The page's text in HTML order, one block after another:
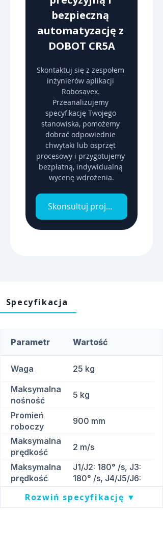
bezpieczną
automatyzację z
DOBOT CR5A
Skontaktuj się z zespołem
inżynierów aplikacji
Robosavex.
Przeanalizujemy
specyfikację Twojego
stanowiska, pomożemy
dobrać odpowiednie
chwytaki lub osprzęt
procesowy i przygotujemy
bezpłatną, indywidualną
wycenę wdrożenia.
Skonsultuj projekt z inżynierem
Specyfikacja
Parametr Wartość
Waga
25 kg
Maksymalna
nośność
5 kg
Promień
roboczy
900 mm
Maksymalna
prędkość
liniowa
2 m/s
Maksymalna
prędkość
przegubów
J1/J2: 180° /s, J3:
180° /s, J4/J5/J6:
223° /s
Rozwiń specyfikację ▼